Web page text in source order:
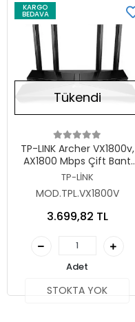
KARGO
BEDAVA
Stokta Yok
Tükendi
TP-LINK Archer VX1800v,
AX1800 Mbps Çift Bant
Gigabit Port, Fiber Destekli
Wi-Fi 6 VDSL Modem
Router
TP-LİNK
MOD.TPL.VX1800V
3.699,82 TL
Adet
STOKTA YOK